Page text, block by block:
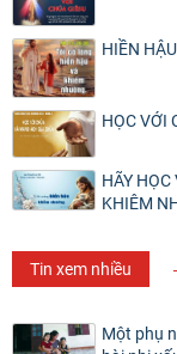
HIỀN
HỌC VỚI
HÃY
KHIÊM
Tin xem nhiều
Một phụ